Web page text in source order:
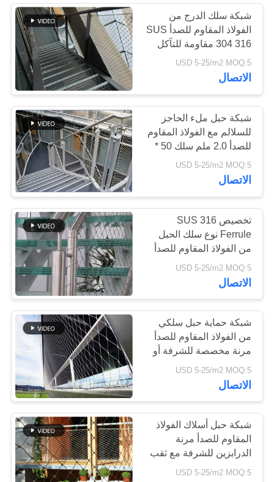
X تيند شبكة الكابل
أسود أكسيد سلك حبل
31
سلك حبل مصنع
تريليس
18
معماريّ سلك شبكة
127
شبكة سلك الدرج من
الفولاذ المقاوم للصدأ SUS
304 316 مقاومة للتآكل
USD 5-25/m2 MOQ:5
الاتصال
شبكة حبل ملء الحاجز
للسلالم مع الفولاذ المقاوم
للصدأ 2.0 ملم سلك 50 *
50 ملم فتحة
USD 5-25/m2 MOQ:5
الاتصال
تخصيص SUS 316
Ferrule نوع سلك الحبل
من الفولاذ المقاوم للصدأ
حفرة
USD 5-25/m2 MOQ:5
الاتصال
شبكة حماية حبل سلكي
من الفولاذ المقاوم للصدأ
مرنة مخصصة للشرفة أو
السلم مع الحاجز
USD 5-25/m2 MOQ:5
الاتصال
شبكة حبل أسلاك الفولاذ
المقاوم للصدأ مرنة
الدرابزين للشرفة مع ثقب
2.0 مم 50 * 50 مم
USD 5-25/m2 MOQ:5